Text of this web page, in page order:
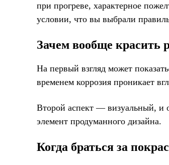
при прогреве, характерное
условии, что вы выбрали
Зачем вообще красить
На первый взгляд может
временем коррозия проникает
Второй аспект — визуальный, и
элемент продуманного дизайна.
Когда браться за